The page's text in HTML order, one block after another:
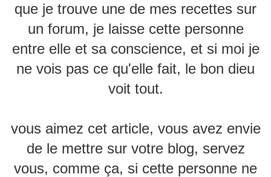
que je trouve une de mes recettes sur
un forum, je laisse cette personne
entre elle et sa conscience, et si moi je
ne vois pas ce qu'elle fait, le bon dieu
voit tout.
vous aimez cet article, vous avez envie
de le mettre sur votre blog, servez
vous, comme ça, si cette personne ne